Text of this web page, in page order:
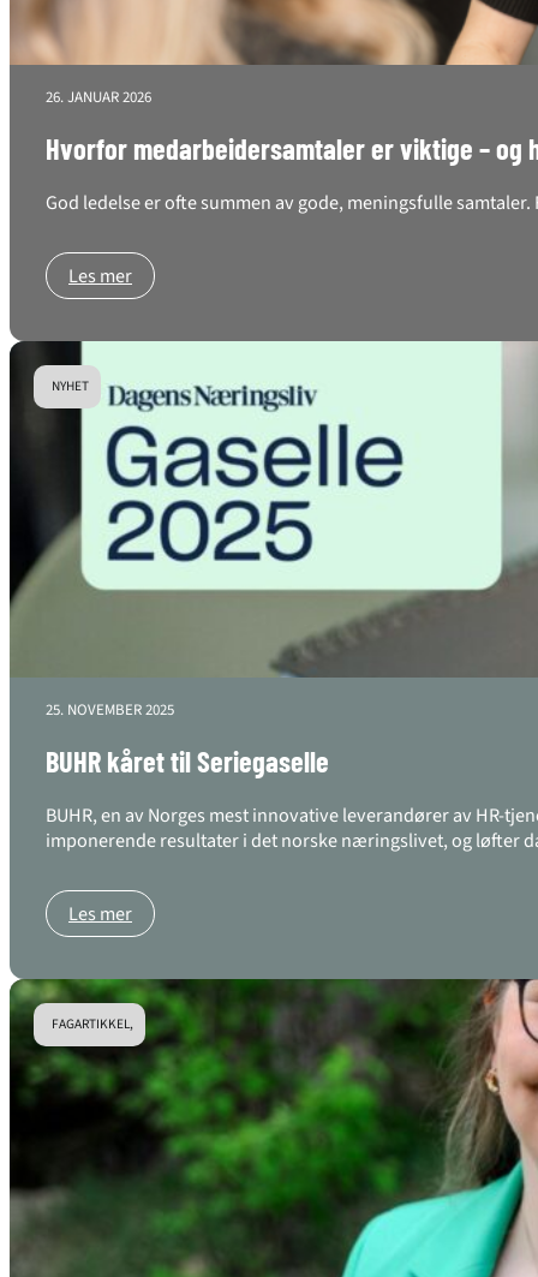
26. JANUAR 2026
Hvorfor medarbeidersamtaler er viktige – og
God ledelse er ofte summen av gode, meningsfulle
Les mer
NYHET
25. NOVEMBER 2025
BUHR kåret til Seriegaselle
BUHR, en av Norges mest innovative leverandører av HR-
imponerende resultater i det norske næringslivet, og løfter
Les mer
FAGARTIKKEL,